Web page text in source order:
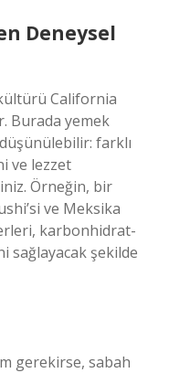
Deneysel
California
Burada yemek
farklı
ve lezzet
Örneğin, bir
ve Meksika
karbonhidrat-
sağlayacak şekilde
gerekirse, sabah